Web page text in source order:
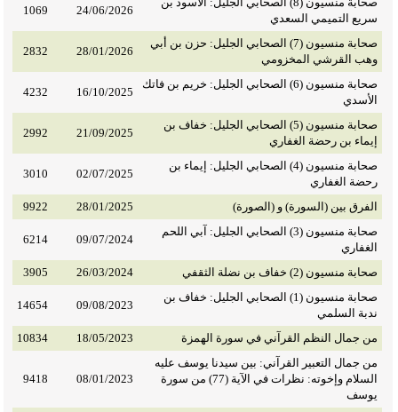
سريع التميمي السعدي
24/06/2026
1069
صحابة منسيون (7) الصحابي الجليل: حزن بن أبي
وهب القرشي المخزومي
28/01/2026
2832
صحابة منسيون (6) الصحابي الجليل: خريم بن فاتك
الأسدي
16/10/2025
4232
صحابة منسيون (5) الصحابي الجليل: خفاف بن
إيماء بن رحضة الغفاري
21/09/2025
2992
صحابة منسيون (4) الصحابي الجليل: إيماء بن
رحضة الغفاري
02/07/2025
3010
الفرق بين (السورة) و (الصورة) 28/01/2025
9922
صحابة منسيون (3) الصحابي الجليل: آبي اللحم
الغفاري
09/07/2024
6214
صحابة منسيون (2) خفاف بن نضلة الثقفي 26/03/2024
3905
صحابة منسيون (1) الصحابي الجليل: خفاف بن
ندبة السلمي
09/08/2023
14654
من جمال النظم القرآني في سورة الهمزة 18/05/2023
10834
من جمال التعبير القرآني: بين سيدنا يوسف عليه
السلام وإخوته: نظرات في الآية (77) من سورة
يوسف
08/01/2023
9418